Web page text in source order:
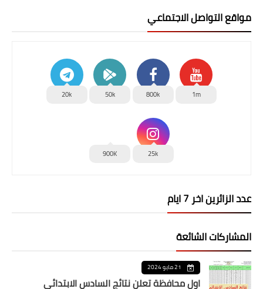
مواقع التواصل الاجتماعي
1m
800k
50k
20k
25k
900K
عدد الزائرين اخر 7 ايام
المشاركات الشائعة
21 مايو 2024
اول محافظة تعلن نتائج السادس الابتدائي